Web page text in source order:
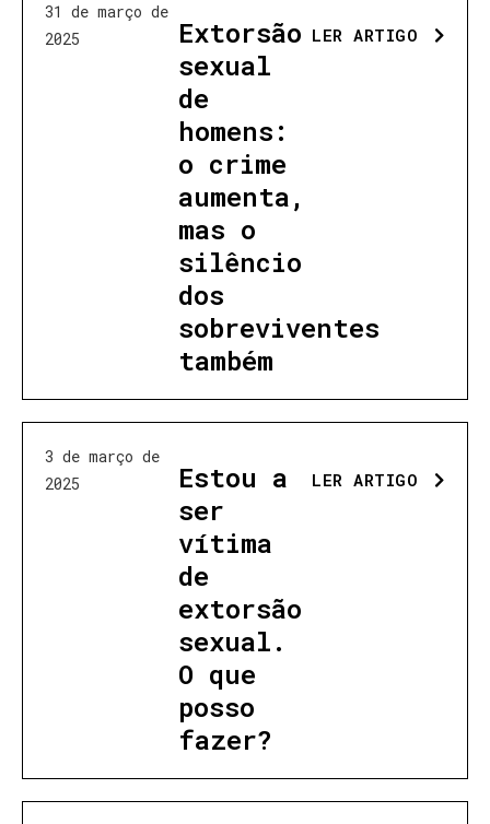
31 de março de
2025
Extorsão
sexual
de
homens:
o crime
aumenta,
mas o
silêncio
dos
sobreviventes
também
LER ARTIGO
3 de março de
2025
Estou a
ser
vítima
de
extorsão
sexual.
O que
posso
fazer?
LER ARTIGO